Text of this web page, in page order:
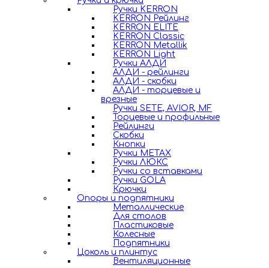
Ручки KERRON
KERRON Рейлинг
KERRON ELITE
KERRON Classic
KERRON Metallik
KERRON Light
Ручки АЛДИ
АЛДИ - рейлинги
АЛДИ - скобки
АЛДИ - торцевые и
врезные
Ручки SETE, AVIOR, MF
Торцевые и профильные
Рейлинги
Скобки
Кнопки
Ручки METAX
Ручки ЛЮКС
Ручки со вставками
Ручки GOLA
Крючки
Опоры и подпятники
Металлические
Для столов
Пластиковые
Колесные
Подпятники
Цоколь и плинтус
Вентиляционные